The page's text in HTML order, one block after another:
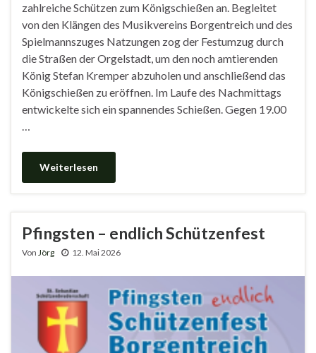
zahlreiche Schützen zum Königschießen an. Begleitet
von den Klängen des Musikvereins Borgentreich und des
Spielmannszuges Natzungen zog der Festumzug durch
die Straßen der Orgelstadt, um den noch amtierenden
König Stefan Kremper abzuholen und anschließend das
Königschießen zu eröffnen. Im Laufe des Nachmittags
entwickelte sich ein spannendes Schießen. Gegen 19.00
…
Weiterlesen
Pfingsten – endlich Schützenfest
Von Jörg 12. Mai 2026